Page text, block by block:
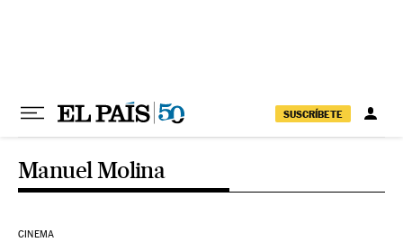
SUSCRÍBETE
Manuel Molina
CINEMA